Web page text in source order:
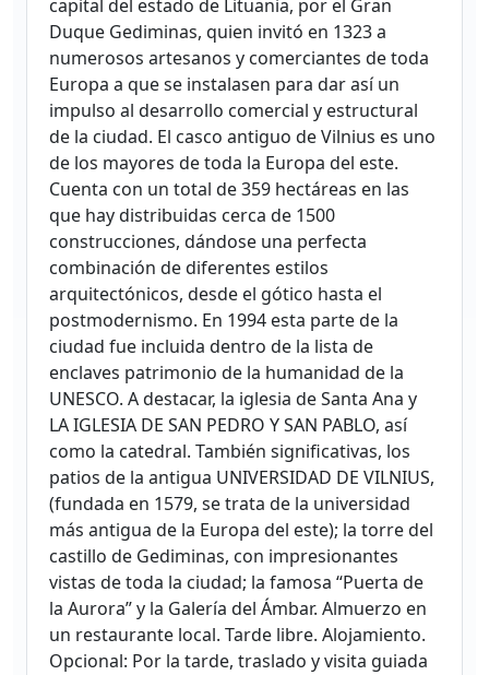
capital del estado de Lituania, por el Gran
Duque Gediminas, quien invitó en 1323 a
numerosos artesanos y comerciantes de toda
Europa a que se instalasen para dar así un
impulso al desarrollo comercial y estructural
de la ciudad. El casco antiguo de Vilnius es uno
de los mayores de toda la Europa del este.
Cuenta con un total de 359 hectáreas en las
que hay distribuidas cerca de 1500
construcciones, dándose una perfecta
combinación de diferentes estilos
arquitectónicos, desde el gótico hasta el
postmodernismo. En 1994 esta parte de la
ciudad fue incluida dentro de la lista de
enclaves patrimonio de la humanidad de la
UNESCO. A destacar, la iglesia de Santa Ana y
LA IGLESIA DE SAN PEDRO Y SAN PABLO, así
como la catedral. También significativas, los
patios de la antigua UNIVERSIDAD DE VILNIUS,
(fundada en 1579, se trata de la universidad
más antigua de la Europa del este); la torre del
castillo de Gediminas, con impresionantes
vistas de toda la ciudad; la famosa “Puerta de
la Aurora” y la Galería del Ámbar. Almuerzo en
un restaurante local. Tarde libre. Alojamiento.
Opcional: Por la tarde, traslado y visita guiada